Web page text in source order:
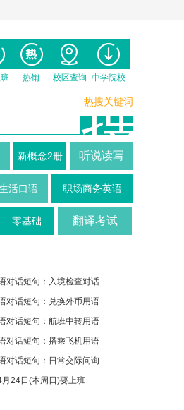
热销 校区查询 中学院校
热搜关键词
新概念2册 听说读写
活口语 职场商务英语
零基础 翻译考试
对话短句：入境检查对话
对话短句：兑换外币用语
对话短句：航班中转用语
对话短句：搭乘飞机用语
对话短句：日常交际问询
24日(本周日)要上班